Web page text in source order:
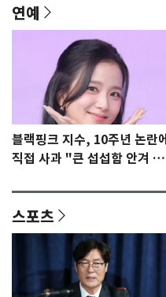
연예
블랙핑크 지수, 10주년 논란에
직접 사과 "큰 섭섭함 안겨 미
스포츠